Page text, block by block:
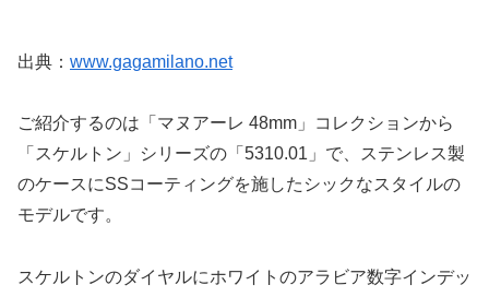
出典： www.gagamilano.net
ご紹介するのは「マヌアーレ 48mm」コレクションから
「スケルトン」シリーズの「5310.01」で、ステンレス製
のケースにSSコーティングを施したシックなスタイルの
モデルです。
スケルトンのダイヤルにホワイトのアラビア数字インデッ